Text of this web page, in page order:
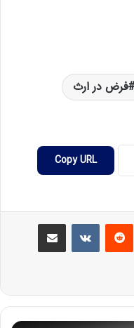
فرض در ارث
Copy URL